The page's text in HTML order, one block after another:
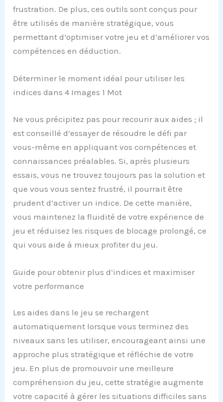
frustration. De plus, ces outils sont conçus pour
être utilisés de manière stratégique, vous
permettant d’optimiser votre jeu et d’améliorer vos
compétences en déduction.
Déterminer le moment idéal pour utiliser les
indices dans 4 Images 1 Mot
Ne vous précipitez pas pour recourir aux aides ; il
est conseillé d’essayer de résoudre le défi par
vous-même en appliquant vos compétences et
connaissances préalables. Si, après plusieurs
essais, vous ne trouvez toujours pas la solution et
que vous vous sentez frustré, il pourrait être
prudent d’activer un indice. De cette manière,
vous maintenez la fluidité de votre expérience de
jeu et réduisez les risques de blocage prolongé, ce
qui vous aide à mieux profiter du jeu.
Guide pour obtenir plus d’indices et maximiser
votre performance
Les aides dans le jeu se rechargent
automatiquement lorsque vous terminez des
niveaux sans les utiliser, encourageant ainsi une
approche plus stratégique et réfléchie de votre
jeu. En plus de promouvoir une meilleure
compréhension du jeu, cette stratégie augmente
votre capacité à gérer les situations difficiles sans